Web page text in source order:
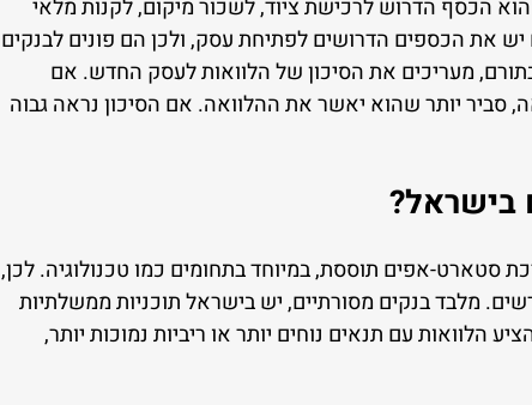
הכסף הדרוש לרכישת ציוד, לשכור מיקום, לקנות מלאי
את הכספים הדרושים לפתיחת עסק, ולכן הם פונים לבנקים
מעריכים את הסיכון של הלוואות לעסק החדש. אם
סביר יותר שהוא יאשר את ההלוואה. אם הסיכון נראה גבוה
בישראל?
סטארט-אפים תוססת, במיוחד בתחומים כמו טכנולוגיה. לכן,
מלבד בנקים מסורתיים, יש בישראל תוכניות ממשלתיות
הלוואות עם תנאים נוחים יותר או ריביות נמוכות יותר,